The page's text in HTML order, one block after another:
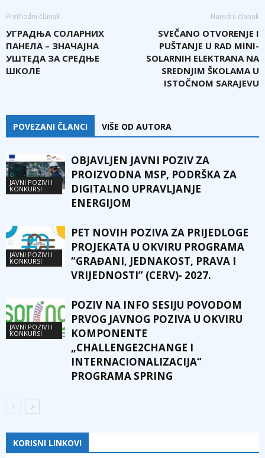
Prethodni članak
УГРАДЊА СОЛАРНИХ
ПАНЕЛА – ЗНАЧАЈНА
УШТЕДА ЗА СРЕДЊЕ
ШКОЛЕ
Naredni članak
SVEČANO OTVORENJE I
PUŠTANJE U RAD MINI-
SOLARNIH ELEKTRANA NA
SREDNJIM ŠKOLAMA U
ISTOČNOM SARAJEVU
POVEZANI ČLANCI VIŠE OD AUTORA
JAVNI POZIVI I
KONKURSI
OBJAVLJEN JAVNI POZIV ZA
PROIZVODNA MSP, PODRŠKA ZA
DIGITALNO UPRAVLJANJE
ENERGIJOM
JAVNI POZIVI I
KONKURSI
PET NOVIH POZIVA ZA PRIJEDLOGE
PROJEKATA U OKVIRU PROGRAMA
“GRAĐANI, JEDNAKOST, PRAVA I
VRIJEDNOSTI” (CERV)- 2027.
JAVNI POZIVI I
KONKURSI
POZIV NA INFO SESIJU POVODOM
PRVOG JAVNOG POZIVA U OKVIRU
KOMPONENTE
„CHALLENGE2CHANGE I
INTERNACIONALIZACIJA“
PROGRAMA SPRING
KORISNI LINKOVI